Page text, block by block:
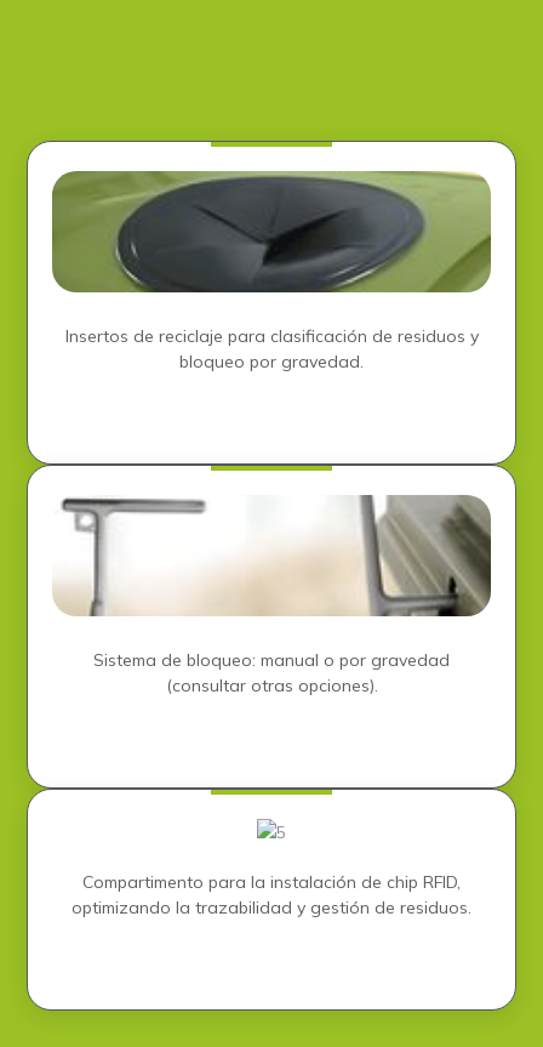
Insertos de reciclaje para clasificación de residuos y
bloqueo por gravedad​.
Sistema de bloqueo: manual o por gravedad
(consultar otras opciones)​.
Compartimento para la instalación de chip RFID,
optimizando la trazabilidad y gestión de residuos.​